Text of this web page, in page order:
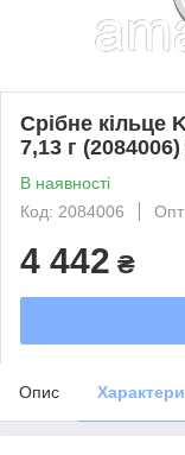
Срібне кільце
7,13 г
В наявності
Код: 2084006
Опт
4 442 ₴
Опис